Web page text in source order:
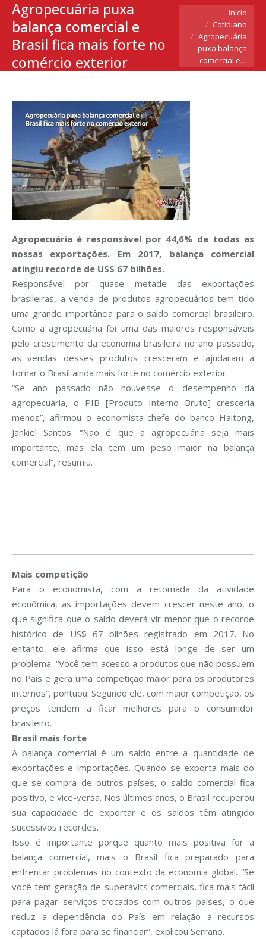
Agropecuária puxa
balança comercial e
Brasil fica mais forte no
comércio exterior
Você está aqui:
Início
Cotidiano
Agropecuária
puxa balança
comercial e…
Agropecuária é responsável por 44,6% de todas as
nossas exportações. Em 2017, balança comercial
atingiu recorde de US$ 67 bilhões.
Responsável por quase metade das exportações
brasileiras, a venda de produtos agropecuários tem tido
uma grande importância para o saldo comercial brasileiro.
Como a agropecuária foi uma das maiores responsáveis
pelo crescimento da economia brasileira no ano passado,
as vendas desses produtos cresceram e ajudaram a
tornar o Brasil ainda mais forte no comércio exterior.
“Se ano passado não houvesse o desempenho da
agropecuária, o PIB [Produto Interno Bruto] cresceria
menos”, afirmou o economista-chefe do banco Haitong,
Jankiel Santos. “Não é que a agropecuária seja mais
importante, mas ela tem um peso maior na balança
comercial”, resumiu.
Mais competição
Para o economista, com a retomada da atividade
econômica, as importações devem crescer neste ano, o
que significa que o saldo deverá vir menor que o recorde
histórico de US$ 67 bilhões registrado em 2017. No
entanto, ele afirma que isso está longe de ser um
problema. “Você tem acesso a produtos que não possuem
no País e gera uma competição maior para os produtores
internos”, pontuou. Segundo ele, com maior competição, os
preços tendem a ficar melhores para o consumidor
brasileiro.
Brasil mais forte
A balança comercial é um saldo entre a quantidade de
exportações e importações. Quando se exporta mais do
que se compra de outros países, o saldo comercial fica
positivo, e vice-versa. Nos últimos anos, o Brasil recuperou
sua capacidade de exportar e os saldos têm atingido
sucessivos recordes.
Isso é importante porque quanto mais positiva for a
balança comercial, mais o Brasil fica preparado para
enfrentar problemas no contexto da economia global. “Se
você tem geração de superávits comerciais, fica mais fácil
para pagar serviços trocados com outros países, o que
reduz a dependência do País em relação a recursos
captados lá fora para se financiar”, explicou Serrano.